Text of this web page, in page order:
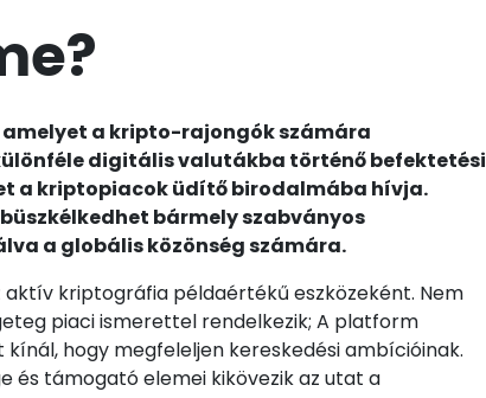
a kripto-rajongók számára
digitális valutákba történő befektetési
a kriptopiacok üdítő birodalmába hívja.
bármely szabványos
a globális közönség számára.
kriptográfia példaértékű eszközeként. Nem
piaci ismerettel rendelkezik; A platform
hogy megfeleljen kereskedési ambícióinak.
és támogató elemei kikövezik az utat a